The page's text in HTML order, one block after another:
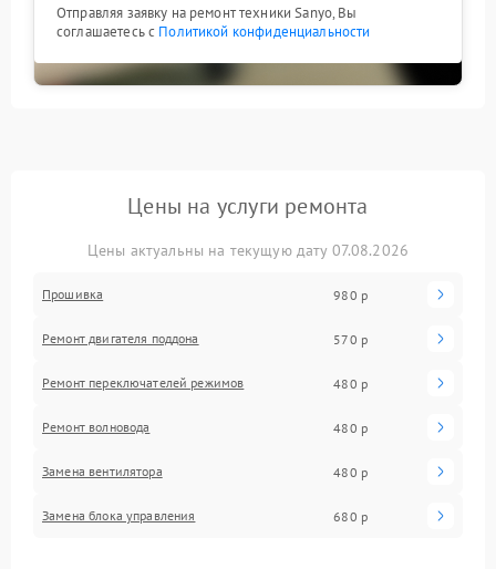
Отправляя заявку на ремонт техники Sanyo, Вы
соглашаетесь с Политикой конфиденциальности
Цены на услуги ремонта
Цены актуальны на текущую дату 07.08.2026
Прошивка 980 р
Ремонт двигателя поддона 570 р
Ремонт переключателей режимов 480 р
Ремонт волновода 480 р
Замена вентилятора 480 р
Замена блока управления 680 р